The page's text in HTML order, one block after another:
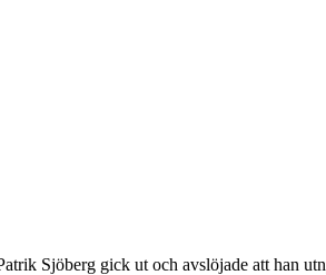
Sjöberg gick ut och avslöjade att han